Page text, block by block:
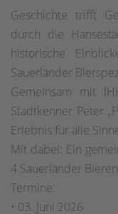
Geschichte trifft
durch die
historische
Sauerländer
Gemeinsam mit
Stadtkenner Peter
Erlebnis für alle
Mit dabei: Ein
4 Sauerländer
Termine:
• 03. Juni 2026